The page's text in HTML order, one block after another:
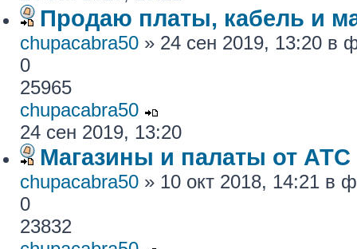
Продаю платы, кабель и
chupacabra50 » 24 сен 2019, 13:20 в
0
25965
chupacabra50
24 сен 2019, 13:20
Магазины и палаты от
chupacabra50 » 10 окт 2018, 14:21 в
0
23832